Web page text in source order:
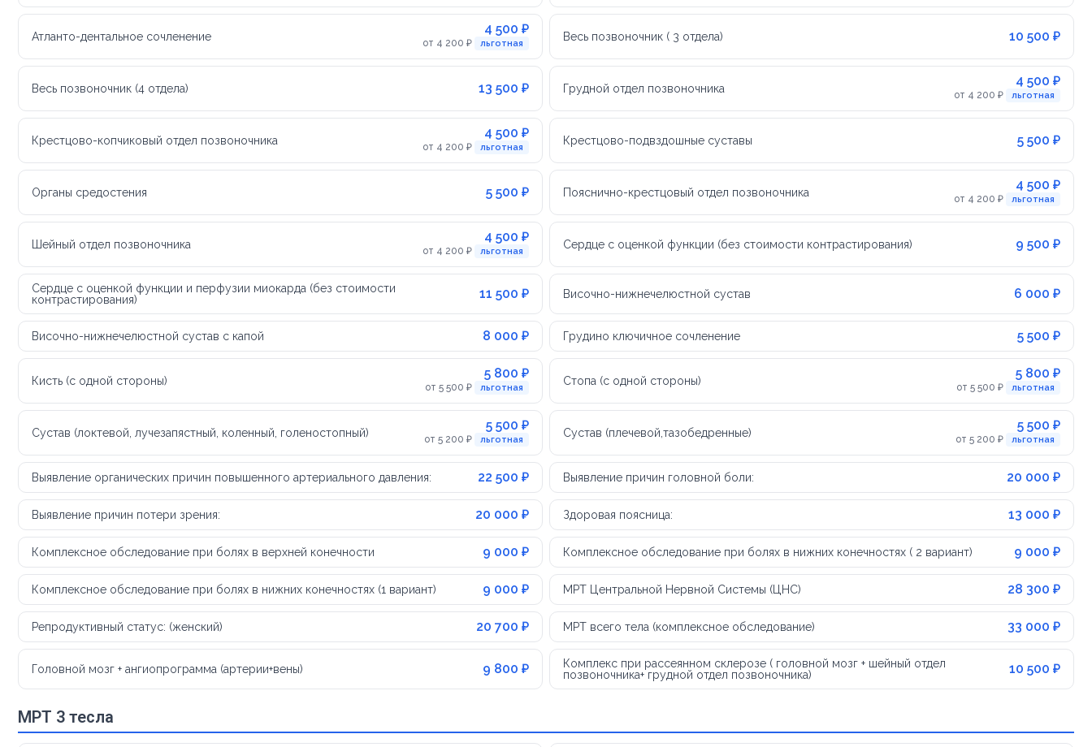
Атланто-дентальное сочленение 4 500 ₽
от 4 200 ₽ льготная
Весь позвоночник ( 3 отдела) 10 500 ₽
Весь позвоночник (4 отдела) 13 500 ₽ Грудной отдел позвоночника 4 500 ₽
от 4 200 ₽ льготная
Крестцово-копчиковый отдел позвоночника 4 500 ₽
от 4 200 ₽ льготная
Крестцово-подвздошные суставы 5 500 ₽
Органы средостения 5 500 ₽ Пояснично-крестцовый отдел позвоночника 4 500 ₽
от 4 200 ₽ льготная
Шейный отдел позвоночника 4 500 ₽
от 4 200 ₽ льготная
Сердце с оценкой функции (без стоимости контрастирования) 9 500 ₽
Сердце с оценкой функции и перфузии миокарда (без стоимости
контрастирования)
11 500 ₽ Височно-нижнечелюстной сустав 6 000 ₽
Височно-нижнечелюстной сустав с капой 8 000 ₽ Грудино ключичное сочленение 5 500 ₽
Кисть (с одной стороны) 5 800 ₽
от 5 500 ₽ льготная
Стопа (с одной стороны) 5 800 ₽
от 5 500 ₽ льготная
Сустав (локтевой, лучезапястный, коленный, голеностопный) 5 500 ₽
от 5 200 ₽ льготная
Сустав (плечевой,тазобедренные) 5 500 ₽
от 5 200 ₽ льготная
Выявление органических причин повышенного артериального давления: 22 500 ₽ Выявление причин головной боли: 20 000 ₽
Выявление причин потери зрения: 20 000 ₽ Здоровая поясница: 13 000 ₽
Комплексное обследование при болях в верхней конечности 9 000 ₽ Комплексное обследование при болях в нижних конечностях ( 2 вариант) 9 000 ₽
Комплексное обследование при болях в нижних конечностях (1 вариант) 9 000 ₽ МРТ Центральной Нервной Системы (ЦНС) 28 300 ₽
Репродуктивный статус: (женский) 20 700 ₽ МРТ всего тела (комплексное обследование) 33 000 ₽
Головной мозг + ангиопрограмма (артерии+вены) 9 800 ₽
Комплекс при рассеянном склерозе ( головной мозг + шейный отдел
позвоночника+ грудной отдел позвоночника)
10 500 ₽
МРТ 3 тесла